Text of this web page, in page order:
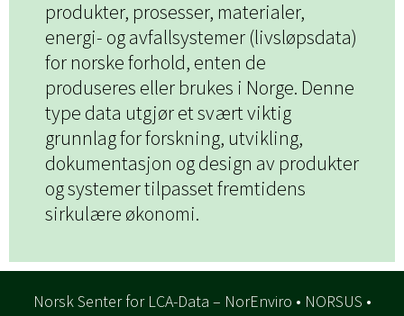
produkter, prosesser, materialer,
energi- og avfallsystemer (livsløpsdata)
for norske forhold, enten de
produseres eller brukes i Norge. Denne
type data utgjør et svært viktig
grunnlag for forskning, utvikling,
dokumentasjon og design av produkter
og systemer tilpasset fremtidens
sirkulære økonomi.
Norsk Senter for LCA-Data – NorEnviro • NORSUS •